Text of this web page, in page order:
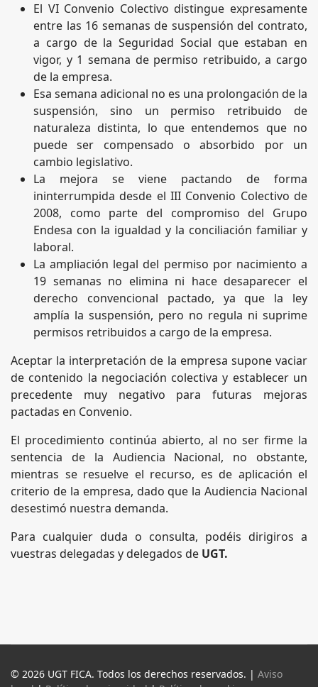
El VI Convenio Colectivo distingue expresamente
entre las 16 semanas de suspensión del contrato,
a cargo de la Seguridad Social que estaban en
vigor, y 1 semana de permiso retribuido, a cargo
de la empresa.
Esa semana adicional no es una prolongación de la
suspensión, sino un permiso retribuido de
naturaleza distinta, lo que entendemos que no
puede ser compensado o absorbido por un
cambio legislativo.
La mejora se viene pactando de forma
ininterrumpida desde el III Convenio Colectivo de
2008, como parte del compromiso del Grupo
Endesa con la igualdad y la conciliación familiar y
laboral.
La ampliación legal del permiso por nacimiento a
19 semanas no elimina ni hace desaparecer el
derecho convencional pactado, ya que la ley
amplía la suspensión, pero no regula ni suprime
permisos retribuidos a cargo de la empresa.
Aceptar la interpretación de la empresa supone vaciar
de contenido la negociación colectiva y establecer un
precedente muy negativo para futuras mejoras
pactadas en Convenio.
El procedimiento continúa abierto, al no ser firme la
sentencia de la Audiencia Nacional, no obstante,
mientras se resuelve el recurso, es de aplicación el
criterio de la empresa, dado que la Audiencia Nacional
desestimó nuestra demanda.
Para cualquier duda o consulta, podéis dirigiros a
vuestras delegadas y delegados de UGT.
© 2026 UGT FICA. Todos los derechos reservados. | Aviso